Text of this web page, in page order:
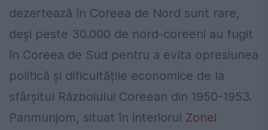
dezertează în Coreea de Nord sunt rare,
deși peste 30.000 de nord-coreeni au fugit
în Coreea de Sud pentru a evita opresiunea
politică și dificultățile economice de la
sfârșitul Războiului Coreean din 1950-1953.
Panmunjom, situat în interiorul Zonei